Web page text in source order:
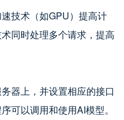
技术（如GPU）提高计
同时处理多个请求，提高
器上，并设置相应的接口
可以调用和使用AI模型。